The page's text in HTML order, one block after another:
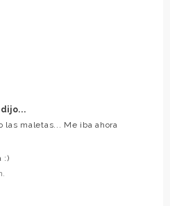
dijo...
las maletas... Me iba ahora
:)